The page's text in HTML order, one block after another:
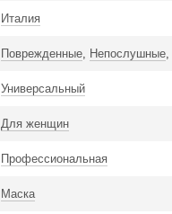
Италия
Поврежденные, Непослушные,
Универсальный
Для женщин
Профессиональная
Маска